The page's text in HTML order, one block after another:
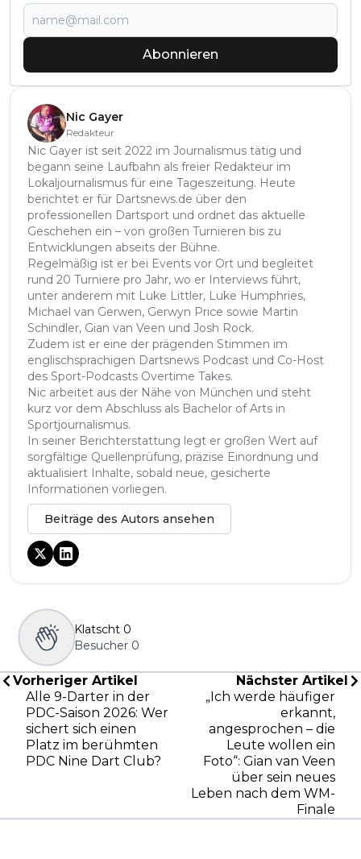
Abonnieren
Nic Gayer
Redakteur
Nic Gayer ist seit 2022 im Journalismus tätig und
begann seine Laufbahn als freier Redakteur im
Lokaljournalismus für eine Tageszeitung. Heute
berichtet er für Dartsnews.de über den
professionellen Dartsport und ordnet das aktuelle
Geschehen ein – von großen Turnieren bis zu
Entwicklungen abseits der Bühne.
Regelmäßig ist er bei Events vor Ort und begleitet
rund 20 Turniere pro Jahr, wo er Interviews führt,
unter anderem mit Luke Littler, Luke Humphries,
Michael van Gerwen, Gerwyn Price sowie Martin
Schindler, Gian van Veen und Josh Rock.
Zudem ist er eine der prägenden Stimmen im
englischsprachigen Dartsnews Podcast und Co-Host
des Sport-Podcasts Overtime Takes.
Nic arbeitet aus der Nähe von München und steht
kurz vor dem Abschluss als Bachelor of Arts in
Sportjournalismus.
In seiner Berichterstattung legt er großen Wert auf
sorgfältige Quellenprüfung, präzise Einordnung und
aktualisiert Inhalte, sobald neue, gesicherte
Informationen vorliegen.
Beiträge des Autors ansehen
Klatscht 0
Besucher 0
Vorheriger Artikel
Alle 9-Darter in der
PDC-Saison 2026: Wer
sichert sich einen
Platz im berühmten
PDC Nine Dart Club?
Nächster Artikel
„Ich werde häufiger
erkannt,
angesprochen – die
Leute wollen ein
Foto“: Gian van Veen
über sein neues
Leben nach dem WM-
Finale